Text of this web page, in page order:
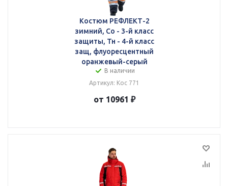
Костюм РЕФЛЕКТ-2
зимний, Со - 3-й класс
защиты, Тн - 4-й класс
защ, флуоресцентный
оранжевый-серый
В наличии
Артикул: Кос 771
от 10961 ₽